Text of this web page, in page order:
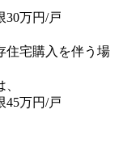
30万円/戸
住宅購入を伴う場
45万円/戸